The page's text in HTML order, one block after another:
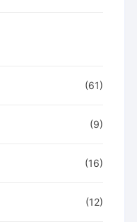
(61)
(9)
(16)
(12)